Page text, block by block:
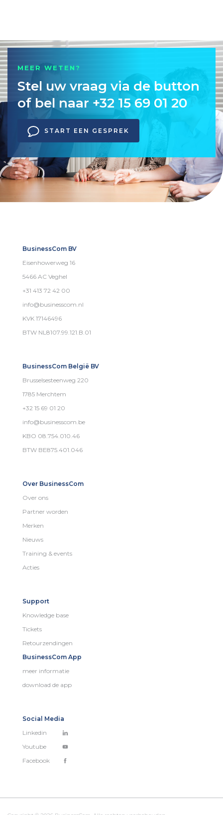
MEER WETEN?
Stel uw vraag via de button
of bel naar +32 15 69 01 20
START EEN GESPREK
BusinessCom BV
Eisenhowerweg 16
5466 AC Veghel
+31 413 72 42 00
info@businesscom.nl
KVK 17146496
BTW NL8107.99.121.B.01
BusinessCom België BV
Brusselsesteenweg 220
1785 Merchtem
+32 15 69 01 20
info@businesscom.be
KBO 08.754.010.46
BTW BE875.401.046
Over BusinessCom
Over ons
Partner worden
Merken
Nieuws
Training & events
Acties
Support
Knowledge base
Tickets
Retourzendingen
BusinessCom App
meer informatie
download de app
Social Media
Linkedin
Youtube
Facebook